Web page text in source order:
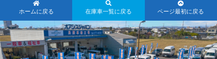
ホームに戻る 在庫車一覧に戻る ページ最初に戻る